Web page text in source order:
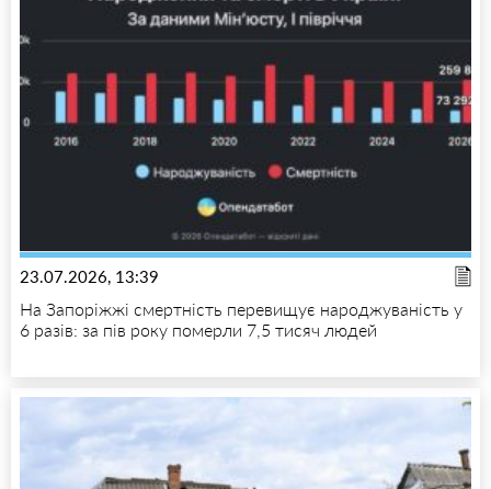
23.07.2026, 13:39
На Запоріжжі смертність перевищує народжуваність у
6 разів: за пів року померли 7,5 тисяч людей